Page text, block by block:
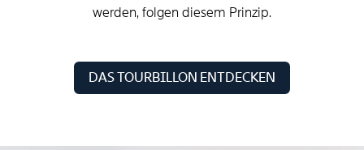
werden, folgen diesem Prinzip.
DAS TOURBILLON ENTDECKEN